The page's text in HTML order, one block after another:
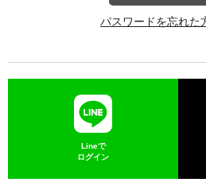
パスワードを忘れた
Lineで
ログイン